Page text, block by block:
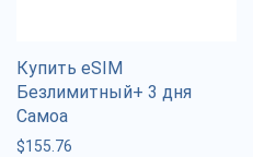
Купить eSIM
Безлимитный+ 3 дня
Самоа
$155.76